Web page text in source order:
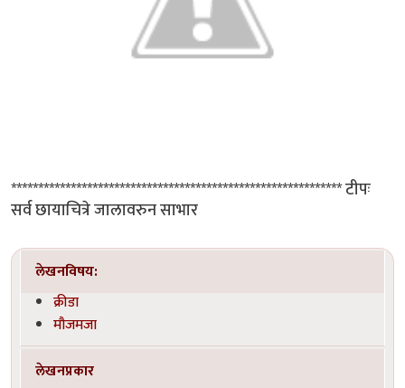
************************************************************* टीपः
सर्व छायाचित्रे जालावरुन साभार
लेखनविषय:
क्रीडा
मौजमजा
लेखनप्रकार